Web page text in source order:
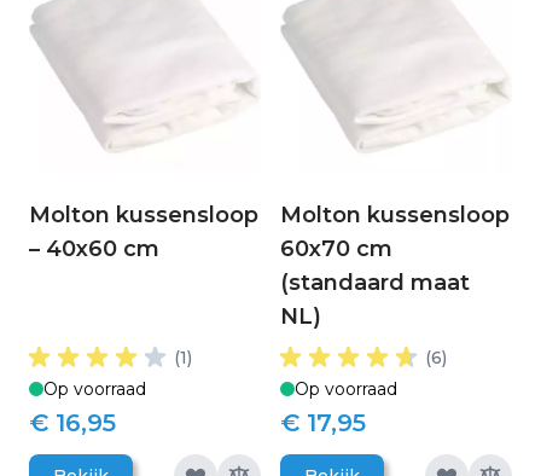
Molton kussensloop
– 40x60 cm
(1)
Op voorraad
€ 16,95
Molton kussensloop
60x70 cm
(standaard maat
NL)
(6)
Op voorraad
€ 17,95